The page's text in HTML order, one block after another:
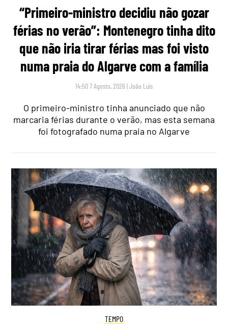
“Primeiro-ministro decidiu não gozar
férias no verão”: Montenegro tinha dito
que não iria tirar férias mas foi visto
numa praia do Algarve com a família
14:50 7 Agosto, 2026 |João Luís
O primeiro-ministro tinha anunciado que não
marcaria férias durante o verão, mas esta semana
foi fotografado numa praia no Algarve
TEMPO